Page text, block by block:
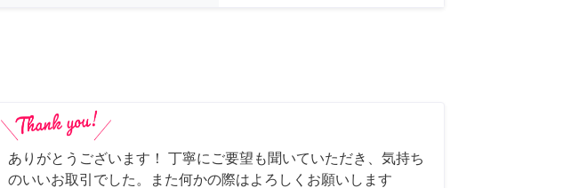
ありがとうございます！ 丁寧にご要望も聞いていただき、気持ち
のいいお取引でした。また何かの際はよろしくお願いします